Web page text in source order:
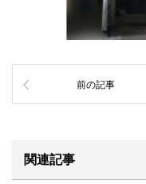
前の記事
関連記事